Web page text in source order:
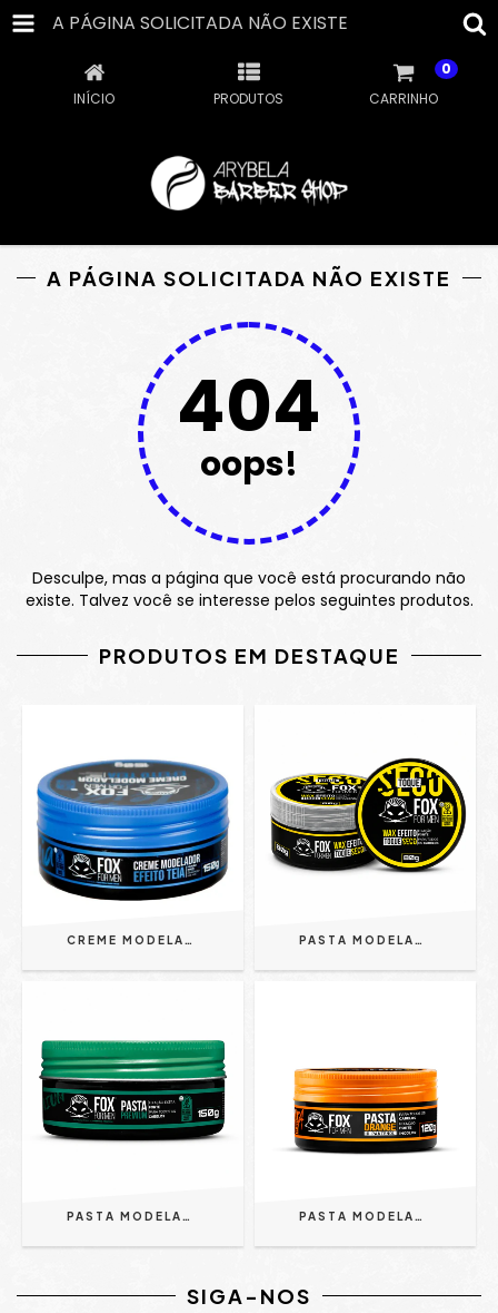
A PÁGINA SOLICITADA NÃO EXISTE
INÍCIO PRODUTOS CARRINHO
0
A PÁGINA SOLICITADA NÃO EXISTE
404
oops!
Desculpe, mas a página que você está procurando não
existe. Talvez você se interesse pelos seguintes produtos.
PRODUTOS EM DESTAQUE
CREME MODELADOR EFEITO TEIA 150G AZUL - FOX FOR MEN | HIDRATA E MODELA PASTA MODELADORA WAX TOQUE SECO 80G - FOX FOR MEN
PASTA MODELADORA PREMIUM 150G FOX FOR MEN PASTA MODELADORA ORANGE 120G - FOX FOR MEN
SIGA-NOS